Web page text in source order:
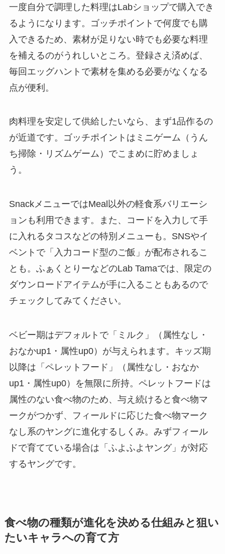
一度自分で調理した料理はLabショップで購入でき
るようになります。ゴッチポイントで何度でも購
入できるため、素材が足りない時でも必要な料理
を補えるのがうれしいところ。登録さえ済めば、
毎回エッグハントで素材を集める必要がなくなる
点が便利。
肉料理を安定して供給したいなら、まず1品作るの
が近道です。ゴッチポイントはミニゲーム（うん
ち掃除・リズムゲーム）でこまめに貯めましょ
う。
SnackメニューではMeal以外の軽食系バリエーシ
ョンも利用できます。また、コードを入力して手
に入れるタコスなどの特別メニューも。SNSやイ
ベントで「入力コード型のご飯」が配布されるこ
とも。ふぁくとりーなどのLab Tamaでは、限定の
ダウンロードアイテムが手に入ることもあるので
チェックしてみてください。
ベビー期はデフォルトで「ミルク」（属性なし・
おなかup1・属性up0）が与えられます。キッズ期
以降は「ペレットフード」（属性なし・おなか
up1・属性up0）を無限に所持。ペレットフードは
属性のない食べ物のため、与え続けると食べ物マ
ークがつかず、フィールドに応じた食べ物マーク
なし系のヤングに進化するしくみ。みずフィール
ドで育てている場合は「ふよふよヤング」が対応
するヤングです。
食べ物の種類が進化を決める仕組みと狙い
たいキャラへの育て方